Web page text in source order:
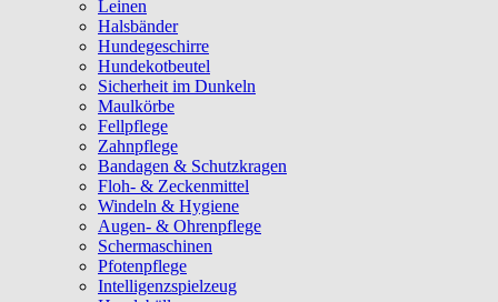
Leinen
Halsbänder
Hundegeschirre
Hundekotbeutel
Sicherheit im Dunkeln
Maulkörbe
Fellpflege
Zahnpflege
Bandagen & Schutzkragen
Floh- & Zeckenmittel
Windeln & Hygiene
Augen- & Ohrenpflege
Schermaschinen
Pfotenpflege
Intelligenzspielzeug